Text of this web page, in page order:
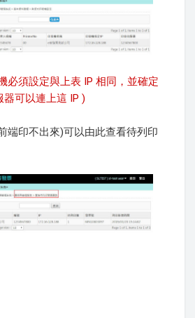
必須設定與上表 IP 相同，並確定
可以連上這 IP )
端印不出來)可以由此查看待列印